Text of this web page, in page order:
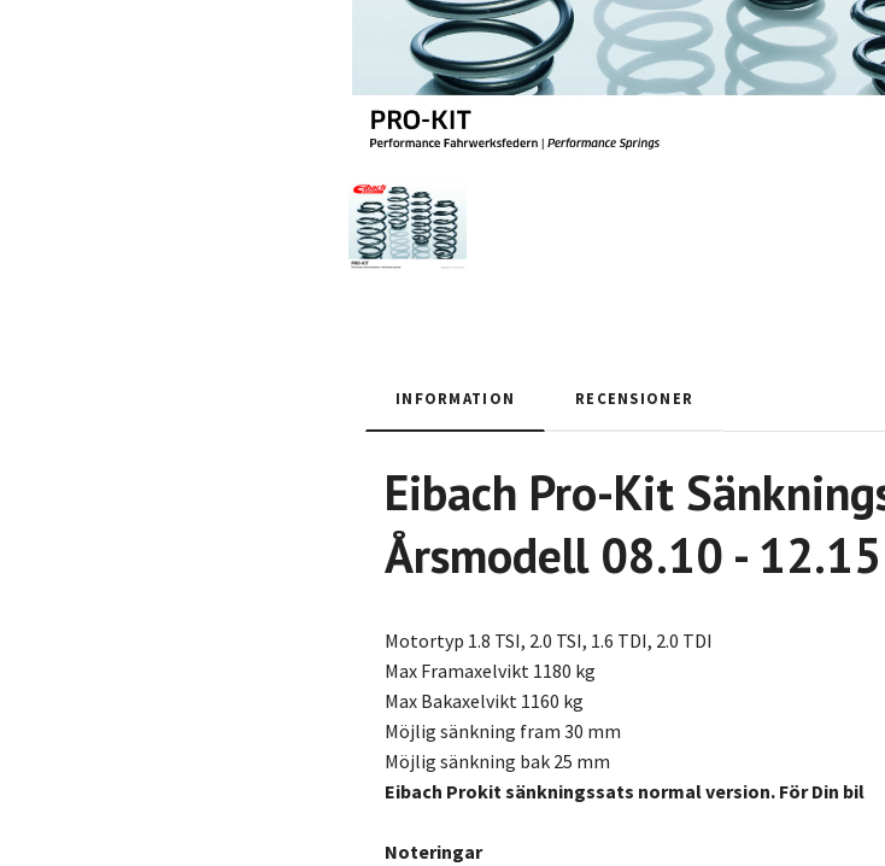
INFORMATION RECENSIONER
Eibach Pro-Kit
Årsmodell 08.10 -
Motortyp 1.8 TSI, 2.0 TSI, 1.6 TDI, 2.0 TDI
Max Framaxelvikt 1180 kg
Max Bakaxelvikt 1160 kg
Möjlig sänkning fram 30 mm
Möjlig sänkning bak 25 mm
Eibach Prokit sänkningssats normal version. För Din bil
Noteringar